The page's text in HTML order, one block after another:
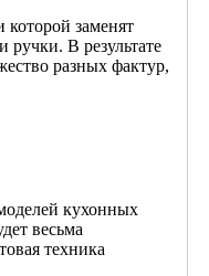
заменят
ручки. В результате
разных фактур,
кухонных
весьма
техника